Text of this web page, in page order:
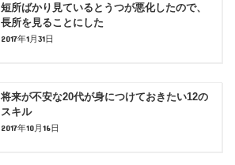
短所ばかり見ているとうつが悪化したので、
長所を見ることにした
2017年1月31日
将来が不安な20代が身につけておきたい12の
スキル
2017年10月16日